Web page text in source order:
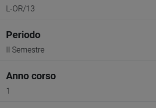
L-OR/13
Periodo
II Semestre
Anno corso
1